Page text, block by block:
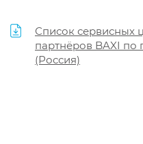
Список сервисных
партнёров BAXI
(Россия)